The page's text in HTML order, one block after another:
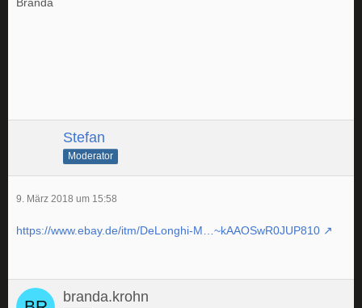
Stefan
Moderator
9. März 2018 um 15:58
https://www.ebay.de/itm/DeLonghi-M…~kAAOSwR0JUP810
branda.krohn